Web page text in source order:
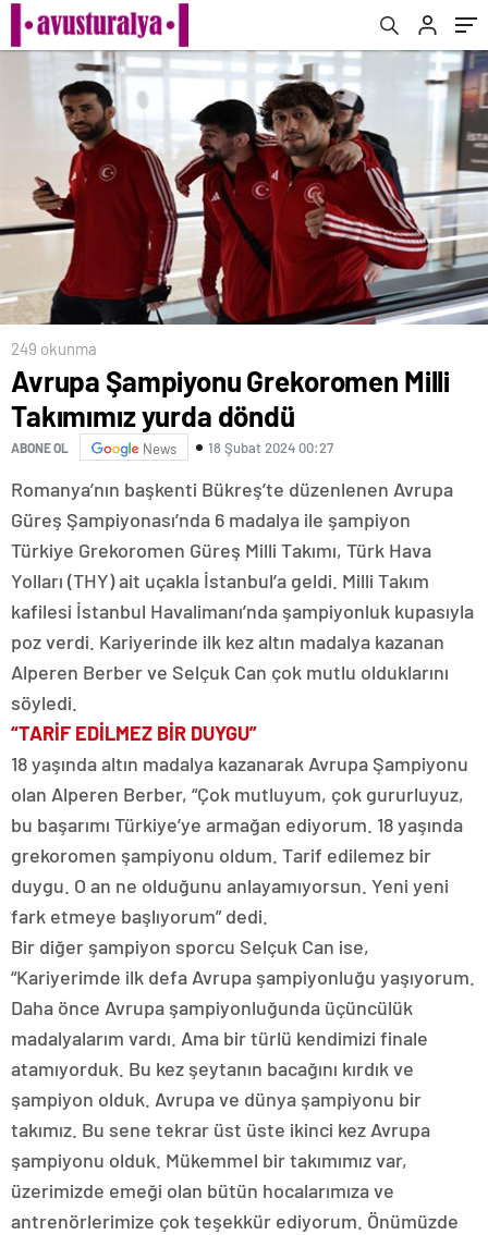
249 okunma
Avrupa Şampiyonu Grekoromen Milli
Takımımız yurda döndü
ABONE OL News 18 Şubat 2024 00:27
Romanya’nın başkenti Bükreş’te düzenlenen Avrupa
Güreş Şampiyonası’nda 6 madalya ile şampiyon
Türkiye Grekoromen Güreş Milli Takımı, Türk Hava
Yolları (THY) ait uçakla İstanbul’a geldi. Milli Takım
kafilesi İstanbul Havalimanı’nda şampiyonluk kupasıyla
poz verdi. Kariyerinde ilk kez altın madalya kazanan
Alperen Berber ve Selçuk Can çok mutlu olduklarını
söyledi.
“TARİF EDİLMEZ BİR DUYGU”
18 yaşında altın madalya kazanarak Avrupa Şampiyonu
olan Alperen Berber, “Çok mutluyum, çok gururluyuz,
bu başarımı Türkiye’ye armağan ediyorum. 18 yaşında
grekoromen şampiyonu oldum. Tarif edilemez bir
duygu. O an ne olduğunu anlayamıyorsun. Yeni yeni
fark etmeye başlıyorum” dedi.
Bir diğer şampiyon sporcu Selçuk Can ise,
“Kariyerimde ilk defa Avrupa şampiyonluğu yaşıyorum.
Daha önce Avrupa şampiyonluğunda üçüncülük
madalyalarım vardı. Ama bir türlü kendimizi finale
atamıyorduk. Bu kez şeytanın bacağını kırdık ve
şampiyon olduk. Avrupa ve dünya şampiyonu bir
takımız. Bu sene tekrar üst üste ikinci kez Avrupa
şampiyonu olduk. Mükemmel bir takımımız var,
üzerimizde emeği olan bütün hocalarımıza ve
antrenörlerimize çok teşekkür ediyorum. Önümüzde